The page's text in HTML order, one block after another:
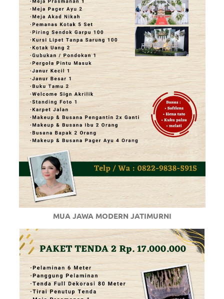
MUA JAWA MODERN JATIMURNI